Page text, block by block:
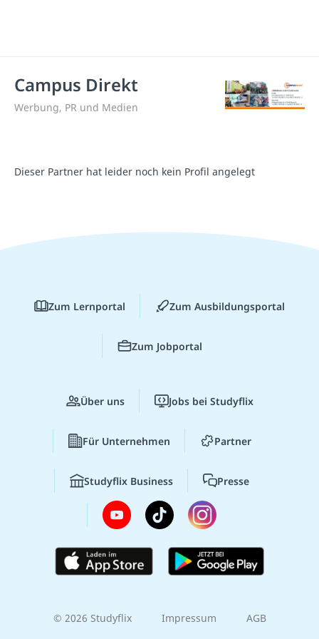
Campus Direkt
Werbung, PR und Medien
Dieser Partner hat leider noch kein Profil angelegt
Zum Lernportal Zum Ausbildungsportal
Zum Jobportal
Über uns Jobs bei Studyflix
Für Unternehmen Partner
Studyflix Business Presse
© 2026 Studyflix Impressum AGB